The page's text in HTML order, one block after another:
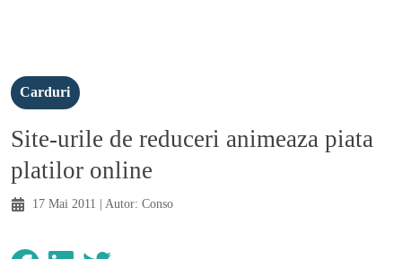
Carduri
Site-urile de reduceri animeaza piata
platilor online
17 Mai 2011 | Autor: Conso